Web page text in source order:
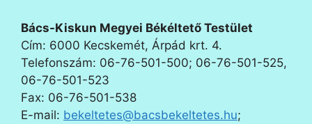
Bács-Kiskun Megyei Békéltető Testület
Cím: 6000 Kecskemét, Árpád krt. 4.
Telefonszám: 06-76-501-500; 06-76-501-525,
06-76-501-523
Fax: 06-76-501-538
E-mail: bekeltetes@bacsbekeltetes.hu;